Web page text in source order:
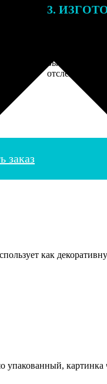
3.
вы получите
отслеживания.
заказ
как